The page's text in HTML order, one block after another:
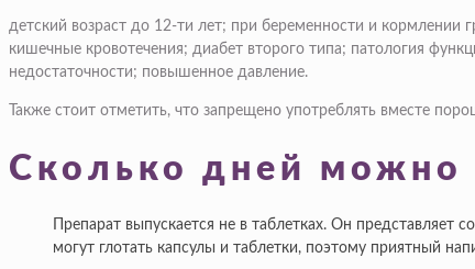
детский возраст до 12-ти лет; при беременности и кормлении
кишечные кровотечения; диабет второго типа; патология
недостаточности; повышенное давление.
Также стоит отметить, что запрещено употреблять вместе
Сколько дней можно
Препарат выпускается не в таблетках. Он
могут глотать капсулы и таблетки, поэтому приятный